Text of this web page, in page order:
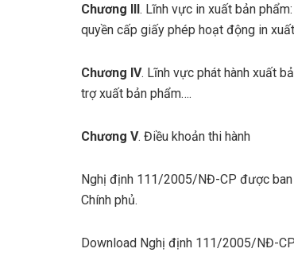
Chương III . Lĩnh vực in xuất bản
quyền cấp giấy phép hoạt động in
Chương IV. Lĩnh vực phát hành xuất
trợ xuất bản phẩm….
Chương V. Điều khoản thi hành
Nghị định 111/2005/NĐ-CP được
Chính phủ.
Download Nghị định 111/2005/NĐ-